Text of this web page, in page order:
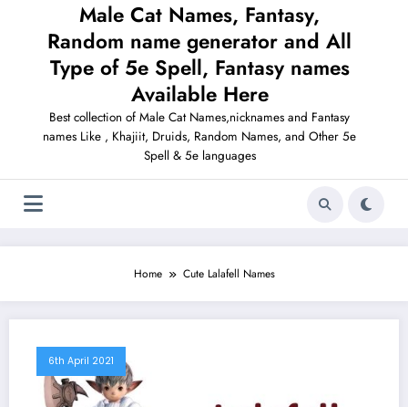
Male Cat Names, Fantasy,
Random name generator and All
Type of 5e Spell, Fantasy names
Available Here
Best collection of Male Cat Names,nicknames and Fantasy
names Like , Khajiit, Druids, Random Names, and Other 5e
Spell & 5e languages
Home Cute Lalafell Names
6th April 2021